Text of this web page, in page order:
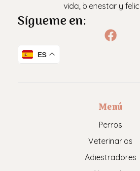
vida, bienestar y
Sígueme en:
ES
Menú
Perros
Veterinarios
Adiestradores